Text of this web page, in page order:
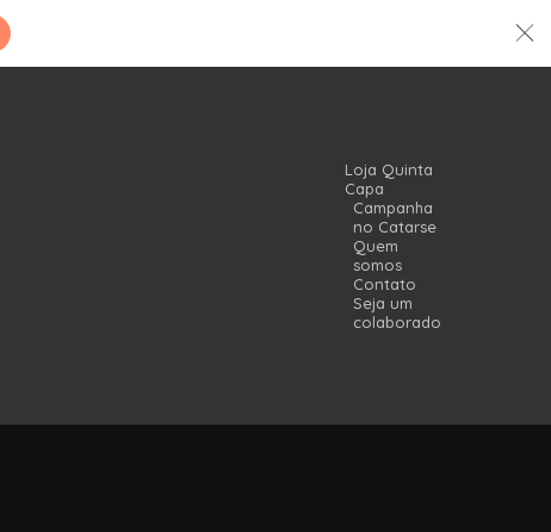
Loja Quinta
Capa
Campanha
no Catarse
Quem
somos
Contato
Seja um
colaborador